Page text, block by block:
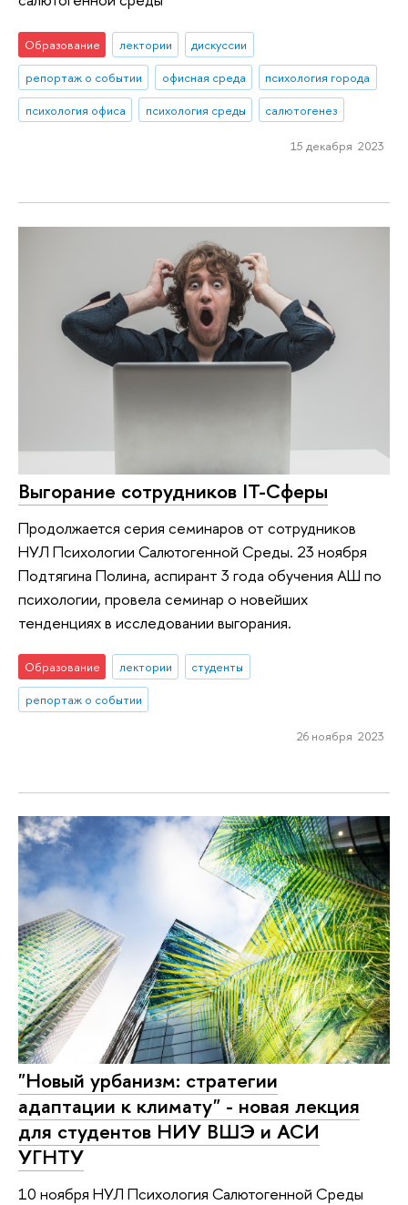
Образование лектории
дискуссии
репортаж о событии
офисная среда
психология города
психология офиса
психология среды салютогенез
15 декабря 2023
Выгорание сотрудников IT-Сферы
Продолжается серия семинаров от сотрудников
НУЛ Психологии Салютогенной Среды. 23 ноября
Подтягина Полина, аспирант 3 года обучения АШ по
психологии, провела семинар о новейших
тенденциях в исследовании выгорания.
Образование лектории
студенты
репортаж о событии
26 ноября 2023
"Новый урбанизм: стратегии
адаптации к климату" - новая лекция
для студентов НИУ ВШЭ и АСИ
УГНТУ
10 ноября НУЛ Психология Салютогенной Среды